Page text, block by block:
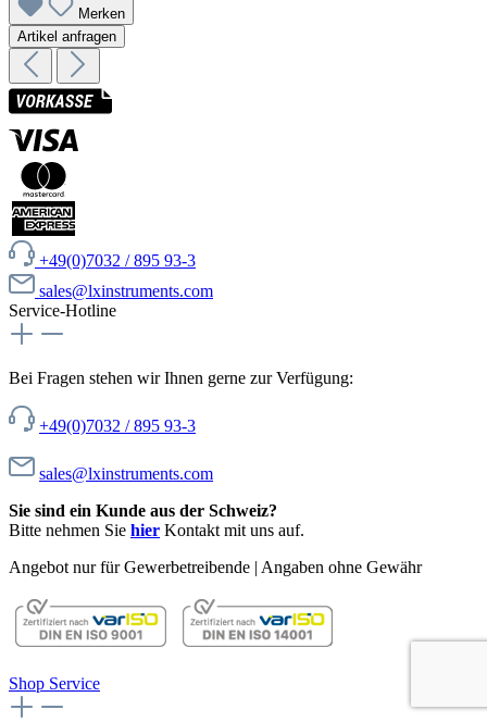
Merken
Artikel anfragen
+49(0)7032 / 895 93-3
sales@lxinstruments.com
Service-Hotline
Bei Fragen stehen wir Ihnen gerne zur Verfügung:
+49(0)7032 / 895 93-3
sales@lxinstruments.com
Sie sind ein Kunde aus der Schweiz?
Bitte nehmen Sie hier Kontakt mit uns auf.
Angebot nur für Gewerbetreibende | Angaben ohne Gewähr
Shop Service